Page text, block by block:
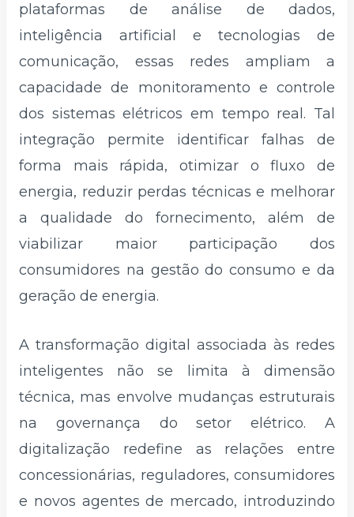
plataformas de análise de dados,
inteligência artificial e tecnologias de
comunicação, essas redes ampliam a
capacidade de monitoramento e controle
dos sistemas elétricos em tempo real. Tal
integração permite identificar falhas de
forma mais rápida, otimizar o fluxo de
energia, reduzir perdas técnicas e melhorar
a qualidade do fornecimento, além de
viabilizar maior participação dos
consumidores na gestão do consumo e da
geração de energia.
A transformação digital associada às redes
inteligentes não se limita à dimensão
técnica, mas envolve mudanças estruturais
na governança do setor elétrico. A
digitalização redefine as relações entre
concessionárias, reguladores, consumidores
e novos agentes de mercado, introduzindo